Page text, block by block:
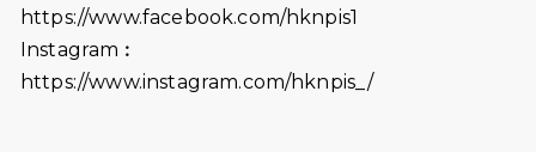
2026-06-18
猛龍長跑隊恆常練習 - 6月18日
2026-06-11
猛龍長跑隊恆常練習 - 6月11日（19:00
https://www.facebook.com/hknpis1
Instagram︰
https://www.instagram.com/hknpis_/